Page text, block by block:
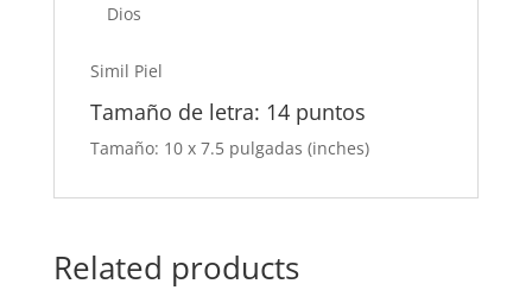
Dios
Simil Piel
Tamaño de letra: 14 puntos
Tamaño: 10 x 7.5 pulgadas (inches)
Related products